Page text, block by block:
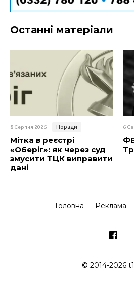
Останні матеріали
8 Серпня 2026 Поради
Мітка в реєстрі
«Оберіг»: як через суд
змусити ТЦК виправити
дані
6
Головна Реклама
© 2014-2026